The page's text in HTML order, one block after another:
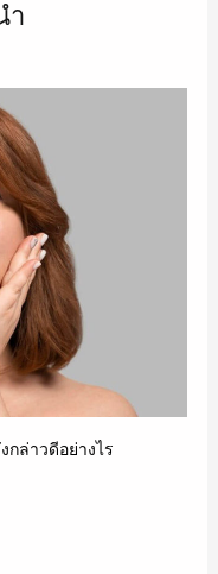
ำ
กล่าวดีอย่างไร